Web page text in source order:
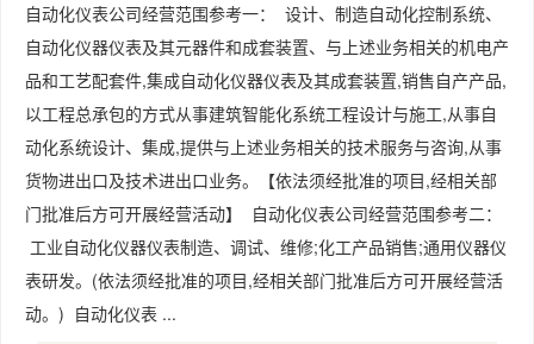
自动化仪表公司经营范围参考一： 设计、制造自动化控制系统、
自动化仪器仪表及其元器件和成套装置、与上述业务相关的机电产
品和工艺配套件,集成自动化仪器仪表及其成套装置,销售自产产品,
以工程总承包的方式从事建筑智能化系统工程设计与施工,从事自
动化系统设计、集成,提供与上述业务相关的技术服务与咨询,从事
货物进出口及技术进出口业务。【依法须经批准的项目,经相关部
门批准后方可开展经营活动】 自动化仪表公司经营范围参考二：
工业自动化仪器仪表制造、调试、维修;化工产品销售;通用仪器仪
表研发。(依法须经批准的项目,经相关部门批准后方可开展经营活
动。) 自动化仪表 ...